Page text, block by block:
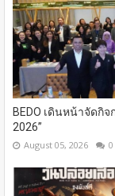
BEDO เดินหน้าจัดกิจ
2026”
August 05, 2026 0